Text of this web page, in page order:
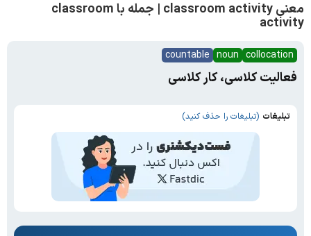
معنی classroom activity | جمله با classroom
activity
collocation
noun
countable
فعالیت کلاسی، کار کلاسی
تبلیغات (تبلیغات را حذف کنید)